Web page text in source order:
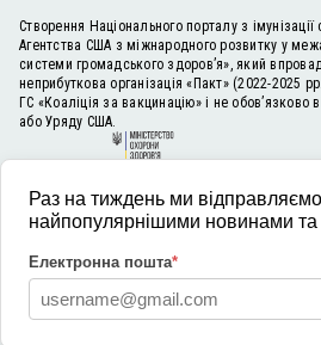
Створення Національного порталу з
Агентства США з міжнародного розвитку у
системи громадського здоров’я», який
неприбуткова організація «Пакт» (2022-2025
ГС «Коаліція за вакцинацію» і не обов’язково
або Уряду США.
Раз на тиждень ми
найпопулярнішими новинами та
Електронна пошта*